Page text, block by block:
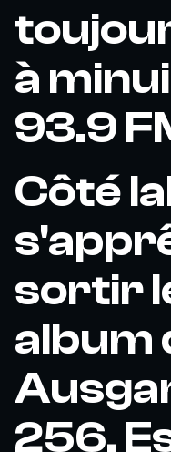
à
93.9
Côté
sortir
album
256,